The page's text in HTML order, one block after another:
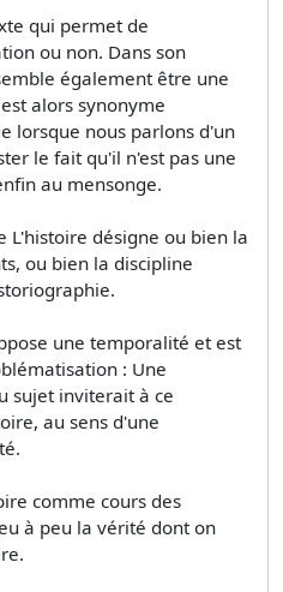
qui permet de
ou non. Dans son
également être une
alors synonyme
lorsque nous parlons d'un
le fait qu'il n'est pas une
au mensonge.
L'histoire désigne ou bien la
ou bien la discipline
une temporalité et est
: Une
sujet inviterait à ce
au sens d'une
comme cours des
à peu la vérité dont on